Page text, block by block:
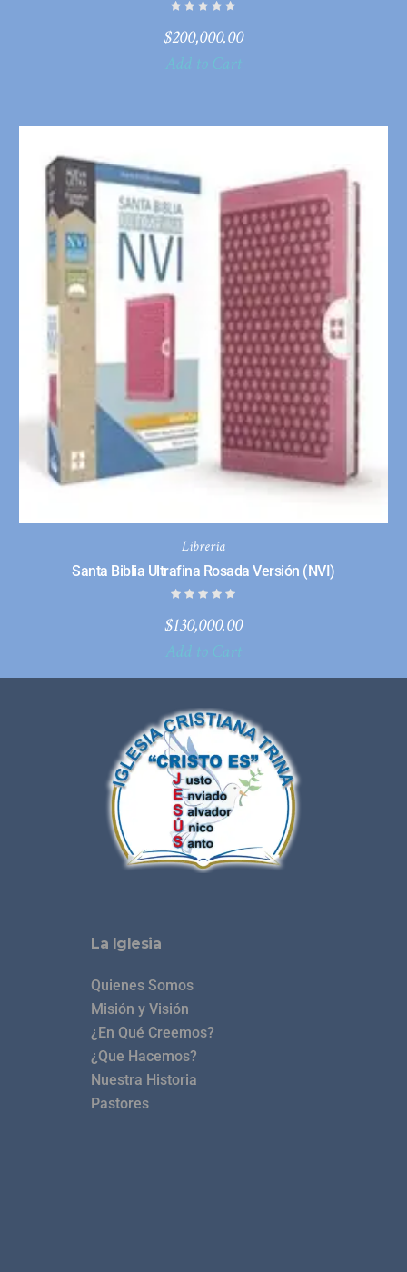
$200,000.00
Add to Cart
Librería
Santa Biblia Ultrafina Rosada Versión (NVI)
$130,000.00
Add to Cart
La Iglesia
Quienes Somos
Misión y Visión
¿En Qué Creemos?
¿Que Hacemos?
Nuestra Historia
Pastores